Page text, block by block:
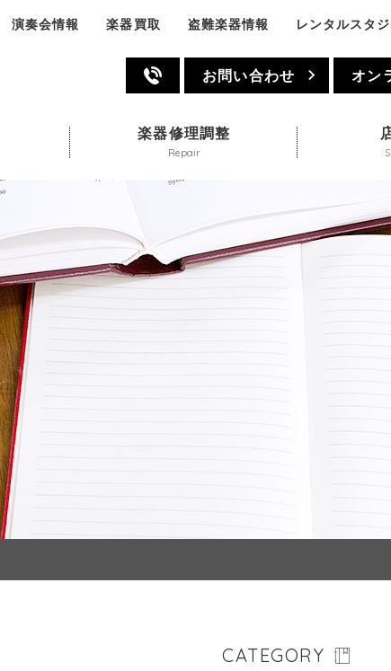
演奏会情報 楽器買取 盗難楽器情報 レンタルスタ
045-324-3111 お問い合わせ オン
楽器修理調整
Repair
CATEGORY